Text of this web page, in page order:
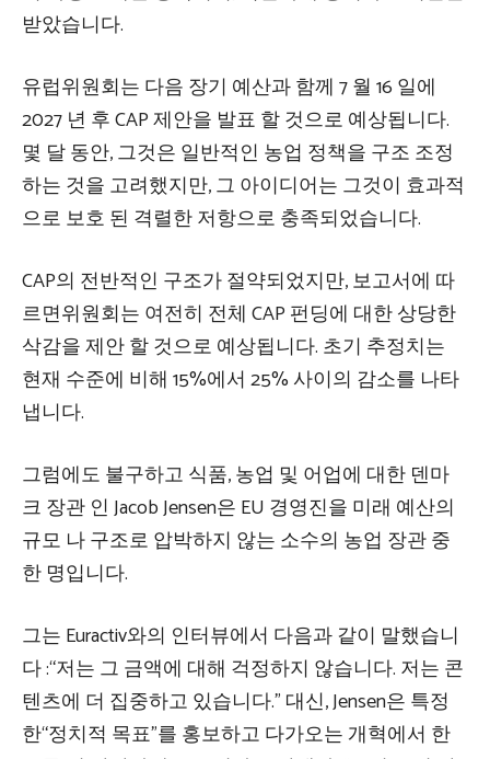
받았습니다.
유럽위원회는 다음 장기 예산과 함께 7 월 16 일에
2027 년 후 CAP 제안을 발표 할 것으로 예상됩니다.
몇 달 동안, 그것은 일반적인 농업 정책을 구조 조정
하는 것을 고려했지만, 그 아이디어는 그것이 효과적
으로 보호 된 격렬한 저항으로 충족되었습니다.
CAP의 전반적인 구조가 절약되었지만, 보고서에 따
르면위원회는 여전히 전체 CAP 펀딩에 대한 상당한
삭감을 제안 할 것으로 예상됩니다. 초기 추정치는
현재 수준에 비해 15%에서 25% 사이의 감소를 나타
냅니다.
그럼에도 불구하고 식품, 농업 및 어업에 대한 덴마
크 장관 인 Jacob Jensen은 EU 경영진을 미래 예산의
규모 나 구조로 압박하지 않는 소수의 농업 장관 중
한 명입니다.
그는 Euractiv와의 인터뷰에서 다음과 같이 말했습니
다 :“저는 그 금액에 대해 걱정하지 않습니다. 저는 콘
텐츠에 더 집중하고 있습니다.” 대신, Jensen은 특정
한“정치적 목표”를 홍보하고 다가오는 개혁에서 한